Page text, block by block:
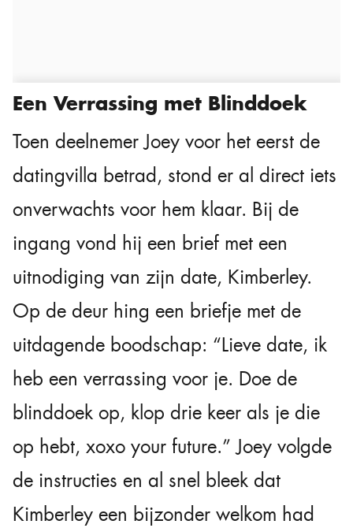
Een Verrassing met Blinddoek
Toen deelnemer Joey voor het eerst de
datingvilla betrad, stond er al direct iets
onverwachts voor hem klaar. Bij de
ingang vond hij een brief met een
uitnodiging van zijn date, Kimberley.
Op de deur hing een briefje met de
uitdagende boodschap: “Lieve date, ik
heb een verrassing voor je. Doe de
blinddoek op, klop drie keer als je die
op hebt, xoxo your future.” Joey volgde
de instructies en al snel bleek dat
Kimberley een bijzonder welkom had